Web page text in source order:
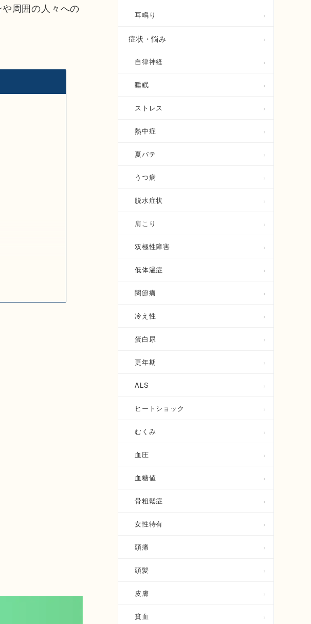
周囲の人々への
耳鳴り
症状・悩み
自律神経
睡眠
ストレス
熱中症
夏バテ
うつ病
脱水症状
肩こり
双極性障害
低体温症
関節痛
冷え性
蛋白尿
更年期
ALS
ヒートショック
むくみ
血圧
血糖値
骨粗鬆症
女性特有
頭痛
頭髪
皮膚
貧血